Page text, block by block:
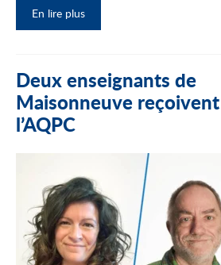
En lire plus
Deux enseignants de
Maisonneuve
l’AQPC